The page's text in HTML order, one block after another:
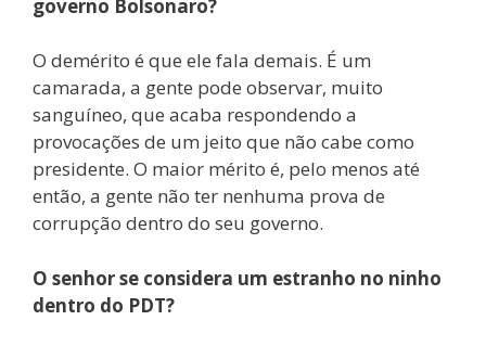
governo Bolsonaro?
O demérito é que ele fala demais. É um
camarada, a gente pode observar, muito
sanguíneo, que acaba respondendo a
provocações de um jeito que não cabe como
presidente. O maior mérito é, pelo menos até
então, a gente não ter nenhuma prova de
corrupção dentro do seu governo.
O senhor se considera um estranho no ninho
dentro do PDT?